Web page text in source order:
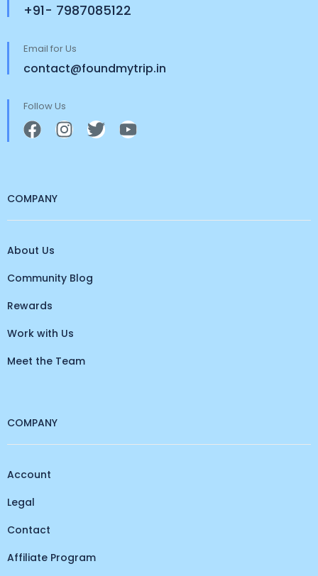
+91- 7987085122
Email for Us
contact@foundmytrip.in
Follow Us
COMPANY
About Us
Community Blog
Rewards
Work with Us
Meet the Team
COMPANY
Account
Legal
Contact
Affiliate Program